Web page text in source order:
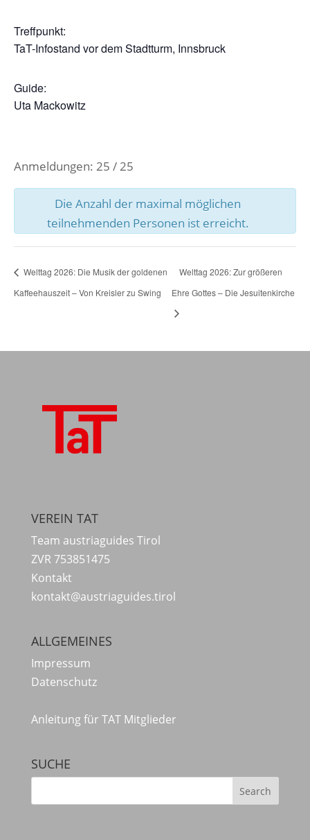
Treffpunkt:
TaT-Infostand vor dem Stadtturm, Innsbruck
Guide:
Uta Mackowitz
Anmeldungen: 25 / 25
Die Anzahl der maximal möglichen
teilnehmenden Personen ist erreicht.
Welttag 2026: Die Musik der goldenen
Kaffeehauszeit – Von Kreisler zu Swing
Welttag 2026: Zur größeren
Ehre Gottes – Die Jesuitenkirche
VEREIN TAT
Team austriaguides Tirol
ZVR 753851475
Kontakt
kontakt@austriaguides.tirol
ALLGEMEINES
Impressum
Datenschutz
Anleitung für TAT Mitglieder
SUCHE